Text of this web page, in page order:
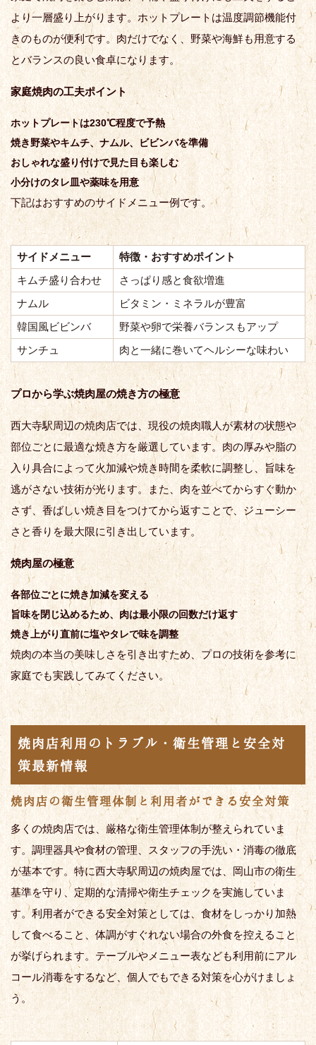
より一層盛り上がります。ホットプレートは温度調節機能付
きのものが便利です。肉だけでなく、野菜や海鮮も用意する
とバランスの良い食卓になります。
家庭焼肉の工夫ポイント
ホットプレートは230℃程度で予熱
焼き野菜やキムチ、ナムル、ビビンバを準備
おしゃれな盛り付けで見た目も楽しむ
小分けのタレ皿や薬味を用意
下記はおすすめのサイドメニュー例です。
サイドメニュー
特徴・おすすめポイント
キムチ盛り合わせ
さっぱり感と食欲増進
ナムル
ビタミン・ミネラルが豊富
韓国風ビビンバ
野菜や卵で栄養バランスもアップ
サンチュ
肉と一緒に巻いてヘルシーな味わい
プロから学ぶ焼肉屋の焼き方の極意
西大寺駅周辺の焼肉店では、現役の焼肉職人が素材の状態や
部位ごとに最適な焼き方を厳選しています。肉の厚みや脂の
入り具合によって火加減や焼き時間を柔軟に調整し、旨味を
逃がさない技術が光ります。また、肉を並べてからすぐ動か
さず、香ばしい焼き目をつけてから返すことで、ジューシー
さと香りを最大限に引き出しています。
焼肉屋の極意
各部位ごとに焼き加減を変える
旨味を閉じ込めるため、肉は最小限の回数だけ返す
焼き上がり直前に塩やタレで味を調整
焼肉の本当の美味しさを引き出すため、プロの技術を参考に
家庭でも実践してみてください。
焼肉店利用のトラブル・衛生管理と安全対
策最新情報
焼肉店の衛生管理体制と利用者ができる安全対策
多くの焼肉店では、厳格な衛生管理体制が整えられていま
す。調理器具や食材の管理、スタッフの手洗い・消毒の徹底
が基本です。特に西大寺駅周辺の焼肉屋では、岡山市の衛生
基準を守り、定期的な清掃や衛生チェックを実施していま
す。利用者ができる安全対策としては、食材をしっかり加熱
して食べること、体調がすぐれない場合の外食を控えること
が挙げられます。テーブルやメニュー表なども利用前にアル
コール消毒をするなど、個人でもできる対策を心がけましょ
う。